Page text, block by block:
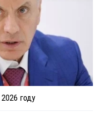
году